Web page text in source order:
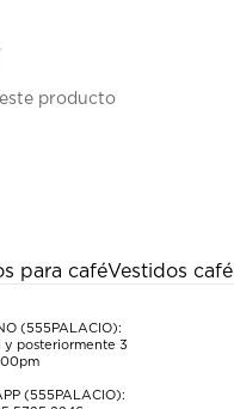
producto
para caféVestidos café
(555PALACIO):
y posteriormente 3
(555PALACIO):